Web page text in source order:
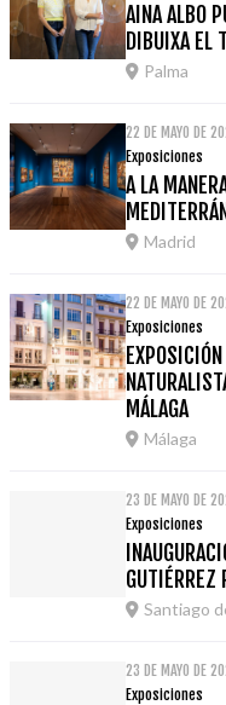
AINA ALBO
DIBUIXA EL
Palma
22 DE MAYO DE
Exposiciones
A LA
Madrid
22 DE MAYO DE
Exposiciones
MÁLAGA
Málaga
23 DE MAYO DE
Exposiciones
GUTIÉRREZ
Santiago
23 DE MAYO DE
Exposiciones